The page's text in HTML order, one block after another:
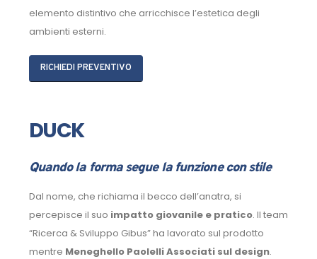
elemento distintivo che arricchisce l’estetica degli
ambienti esterni.
RICHIEDI PREVENTIVO
DUCK
Quando la forma segue la funzione con stile
Dal nome, che richiama il becco dell’anatra, si
percepisce il suo impatto giovanile e pratico. Il team
“Ricerca & Sviluppo Gibus” ha lavorato sul prodotto
mentre Meneghello Paolelli Associati sul design.